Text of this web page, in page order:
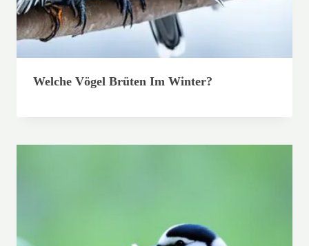
Welche Vögel Brüten Im Winter?